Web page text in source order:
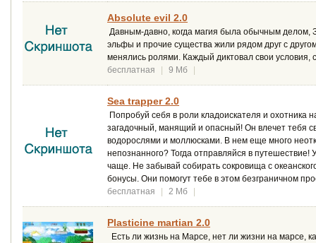
Absolute evil 2.0
Давным-давно, когда магия была обычным делом,
эльфы и прочие существа жили рядом друг с
менялись ролями. Каждый диктовал свои
бесплатная
| 9 Мб |
Sea trapper 2.0
Попробуй себя в роли кладоискателя и охотника
загадочный, манящий и опасный! Он влечет тебя
водорослями и моллюсками. В нем еще много
непознанного? Тогда отправляйся в
чаще. Не забывай собирать сокровища с
бонусы. Они помогут тебе в этом безграничном
бесплатная
| 2 Мб |
Plasticine martian 2.0
Есть ли жизнь на Марсе, нет ли жизни на марсе,